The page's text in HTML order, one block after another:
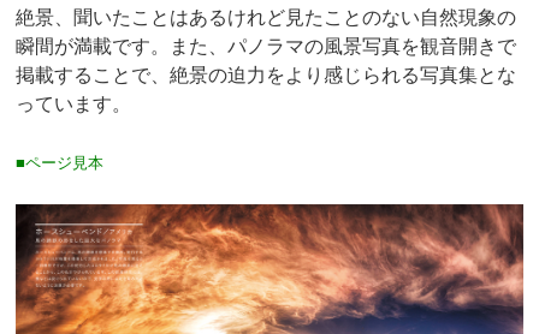
絶景、聞いたことはあるけれど見たことのない自然現象の
瞬間が満載です。また、パノラマの風景写真を観音開きで
掲載することで、絶景の迫力をより感じられる写真集とな
っています。
■ページ見本